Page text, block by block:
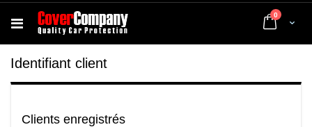
Cart
0 articles
Identifiant client
Clients enregistrés